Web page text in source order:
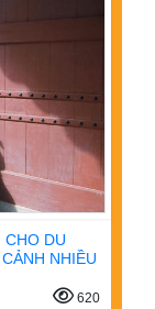
CHO DU
NHIỀU
620